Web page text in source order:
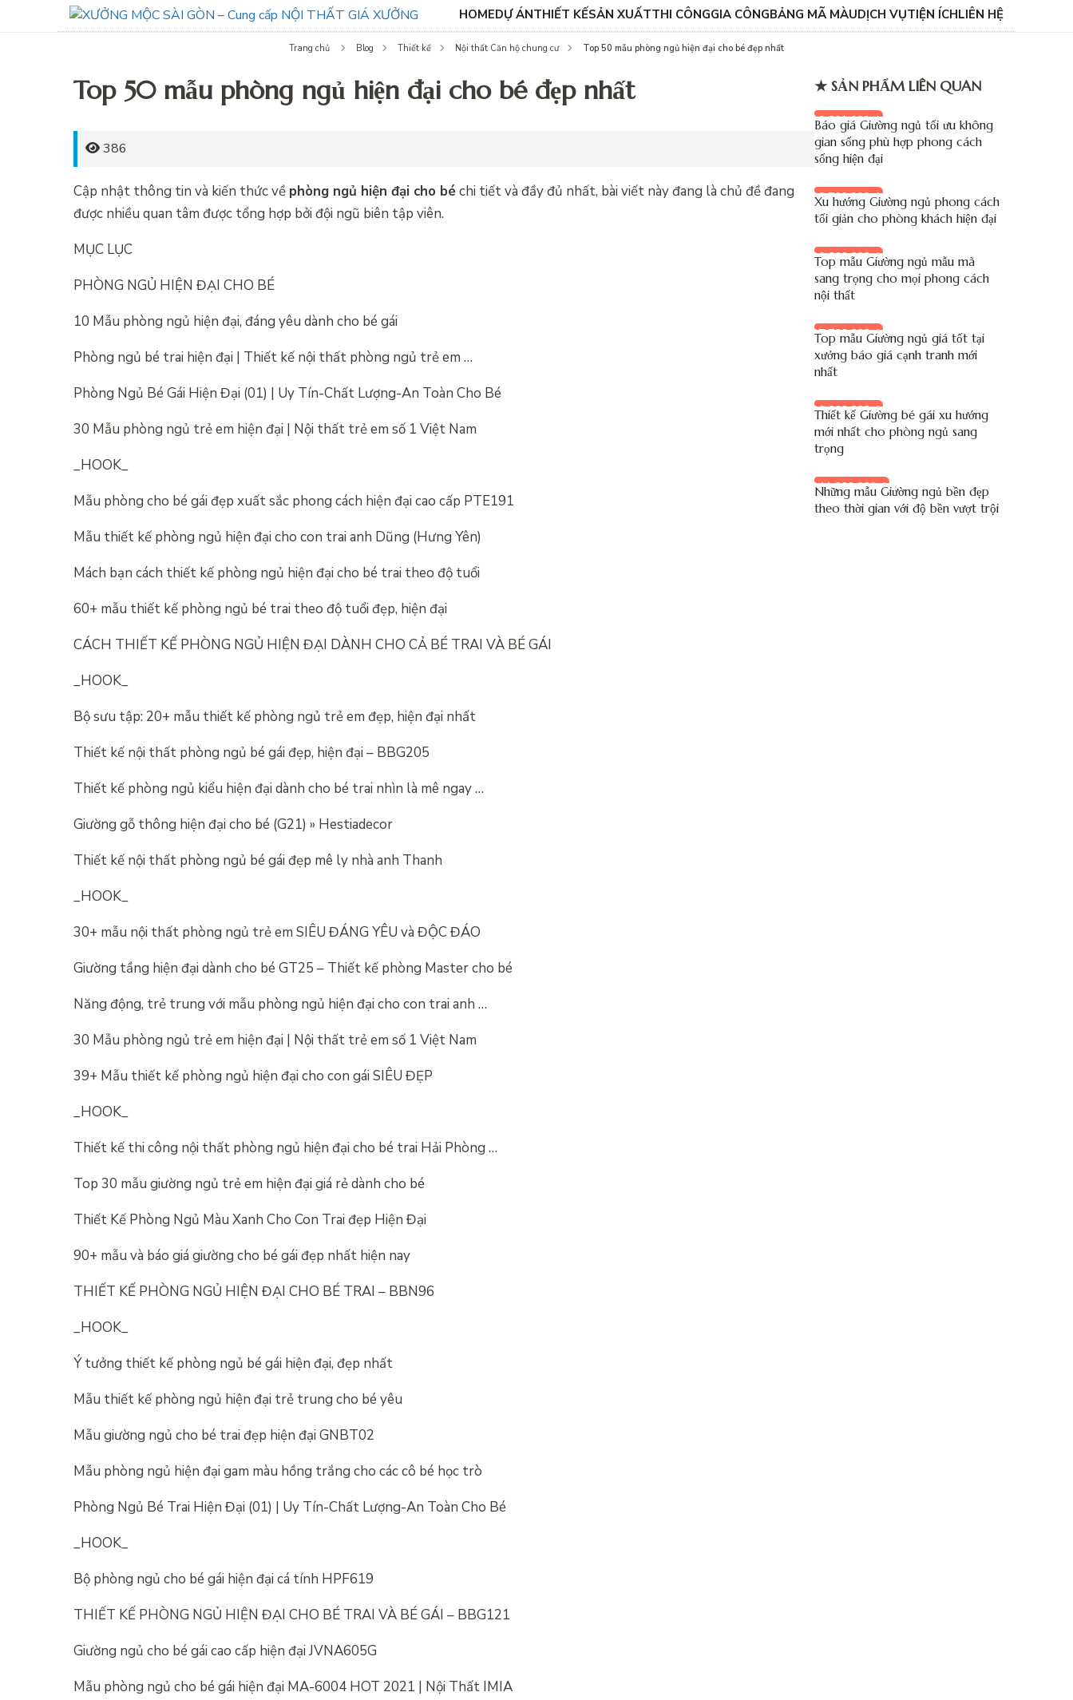
HOMEDỰ ÁNTHIẾT KẾSẢN XUẤTTHI CÔNGGIA CÔNGBẢNG MÃ MÀUDỊCH VỤTIỆN ÍCHLIÊN HỆ
Trang chủ Blog Thiết kế Nội thất Căn hộ chung cư Top 50 mẫu phòng ngủ hiện đại cho bé đẹp nhất
Top 50 mẫu phòng ngủ hiện đại cho bé đẹp nhất
386
Cập nhật thông tin và kiến thức về phòng ngủ hiện đại cho béchi tiết và đầy đủ nhất, bài viết này đang là chủ đề đang
được nhiều quan tâm được tổng hợp bởi đội ngũ biên tập viên.
MỤC LỤC
PHÒNG NGỦ HIỆN ĐẠI CHO BÉ
10 Mẫu phòng ngủ hiện đại, đáng yêu dành cho bé gái
Phòng ngủ bé trai hiện đại | Thiết kế nội thất phòng ngủ trẻ em …
Phòng Ngủ Bé Gái Hiện Đại (01) | Uy Tín-Chất Lượng-An Toàn Cho Bé
30 Mẫu phòng ngủ trẻ em hiện đại | Nội thất trẻ em số 1 Việt Nam
_HOOK_
Mẫu phòng cho bé gái đẹp xuất sắc phong cách hiện đại cao cấp PTE191
Mẫu thiết kế phòng ngủ hiện đại cho con trai anh Dũng (Hưng Yên)
Mách bạn cách thiết kế phòng ngủ hiện đại cho bé trai theo độ tuổi
60+ mẫu thiết kế phòng ngủ bé trai theo độ tuổi đẹp, hiện đại
CÁCH THIẾT KẾ PHÒNG NGỦ HIỆN ĐẠI DÀNH CHO CẢ BÉ TRAI VÀ BÉ GÁI
_HOOK_
Bộ sưu tập: 20+ mẫu thiết kế phòng ngủ trẻ em đẹp, hiện đại nhất
Thiết kế nội thất phòng ngủ bé gái đẹp, hiện đại – BBG205
Thiết kế phòng ngủ kiểu hiện đại dành cho bé trai nhìn là mê ngay …
Giường gỗ thông hiện đại cho bé (G21) » Hestiadecor
Thiết kế nội thất phòng ngủ bé gái đẹp mê ly nhà anh Thanh
_HOOK_
30+ mẫu nội thất phòng ngủ trẻ em SIÊU ĐÁNG YÊU và ĐỘC ĐÁO
Giường tầng hiện đại dành cho bé GT25 – Thiết kế phòng Master cho bé
Năng động, trẻ trung với mẫu phòng ngủ hiện đại cho con trai anh …
30 Mẫu phòng ngủ trẻ em hiện đại | Nội thất trẻ em số 1 Việt Nam
39+ Mẫu thiết kế phòng ngủ hiện đại cho con gái SIÊU ĐẸP
_HOOK_
Thiết kế thi công nội thất phòng ngủ hiện đại cho bé trai Hải Phòng …
Top 30 mẫu giường ngủ trẻ em hiện đại giá rẻ dành cho bé
Thiết Kế Phòng Ngủ Màu Xanh Cho Con Trai đẹp Hiện Đại
90+ mẫu và báo giá giường cho bé gái đẹp nhất hiện nay
THIẾT KẾ PHÒNG NGỦ HIỆN ĐẠI CHO BÉ TRAI – BBN96
_HOOK_
Ý tưởng thiết kế phòng ngủ bé gái hiện đại, đẹp nhất
Mẫu thiết kế phòng ngủ hiện đại trẻ trung cho bé yêu
Mẫu giường ngủ cho bé trai đẹp hiện đại GNBT02
Mẫu phòng ngủ hiện đại gam màu hồng trắng cho các cô bé học trò
Phòng Ngủ Bé Trai Hiện Đại (01) | Uy Tín-Chất Lượng-An Toàn Cho Bé
_HOOK_
Bộ phòng ngủ cho bé gái hiện đại cá tính HPF619
THIẾT KẾ PHÒNG NGỦ HIỆN ĐẠI CHO BÉ TRAI VÀ BÉ GÁI – BBG121
Giường ngủ cho bé gái cao cấp hiện đại JVNA605G
Mẫu phòng ngủ cho bé gái hiện đại MA-6004 HOT 2021 | Nội Thất IMIA
★ SẢN PHẨM LIÊN QUAN
9.200.000 đ
Báo giá Giường ngủ tối ưu không
gian sống phù hợp phong cách
sống hiện đại
8.700.000 đ
Xu hướng Giường ngủ phong cách
tối giản cho phòng khách hiện đại
8.200.000 đ
Top mẫu Giường ngủ mẫu mã
sang trọng cho mọi phong cách
nội thất
7.700.000 đ
Top mẫu Giường ngủ giá tốt tại
xưởng báo giá cạnh tranh mới
nhất
8.900.000 đ
Thiết kế Giường bé gái xu hướng
mới nhất cho phòng ngủ sang
trọng
11.800.000 đ
Những mẫu Giường ngủ bền đẹp
theo thời gian với độ bền vượt trội